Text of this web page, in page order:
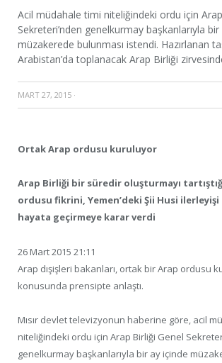
Acil müdahale timi niteliğindeki ordu için
Sekreteri’nden genelkurmay başkanlarıyla
müzakerede bulunması istendi. Hazırlanan
Arabistan’da toplanacak Arap Birliği
MART 27, 2015 ·
Ortak Arap ordusu kuruluyor
Arap Birliği bir süredir oluşturmayı
ordusu fikrini, Yemen’deki Şii Husi ilerleyişi
hayata geçirmeye karar verdi
26 Mart 2015 21:11
Arap dışişleri bakanları, ortak bir Arap ordusu
konusunda prensipte anlaştı.
Mısır devlet televizyonun haberine göre, acil
niteliğindeki ordu için Arap Birliği Genel
genelkurmay başkanlarıyla bir ay içinde